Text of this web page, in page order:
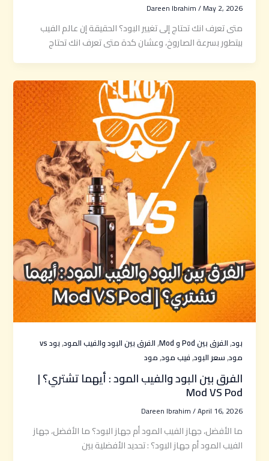
Dareen Ibrahim/May 2, 2026
متى تعرف انك تحتاج إلى تغيير البود؟ الحقيقة إن عالم الفيب
بيتطور بسرعة الصاروخ، وعشان كدة متى تعرف انك تحتاج
بود,الفرق بين Pod و Mod ,الفرق بين البود والفيب المود,
بود vs
مود,سعر البود,فيب مود,مود
الفرق بين البود والفيب المود : أيهما تشتري؟ |
Mod VS Pod
Dareen Ibrahim/April 16, 2026
ما الأفضل، جهاز الفيب المود أم جهاز البود؟ ما الأفضل، جهاز
الفيب المود أم جهاز البود؟ : تحديد الأفضلية بين